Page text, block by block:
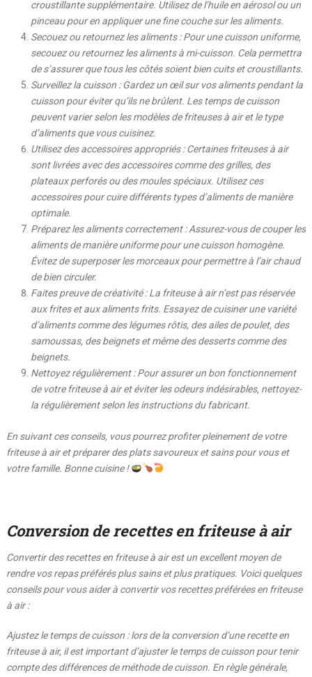
croustillante supplémentaire. Utilisez de l’huile en aérosol ou un
pinceau pour en appliquer une fine couche sur les aliments.
Secouez ou retournez les aliments : Pour une cuisson uniforme,
secouez ou retournez les aliments à mi-cuisson. Cela permettra
de s’assurer que tous les côtés soient bien cuits et croustillants.
Surveillez la cuisson : Gardez un œil sur vos aliments pendant la
cuisson pour éviter qu’ils ne brûlent. Les temps de cuisson
peuvent varier selon les modèles de friteuses à air et le type
d’aliments que vous cuisinez.
Utilisez des accessoires appropriés : Certaines friteuses à air
sont livrées avec des accessoires comme des grilles, des
plateaux perforés ou des moules spéciaux. Utilisez ces
accessoires pour cuire différents types d’aliments de manière
optimale.
Préparez les aliments correctement : Assurez-vous de couper les
aliments de manière uniforme pour une cuisson homogène.
Évitez de superposer les morceaux pour permettre à l’air chaud
de bien circuler.
Faites preuve de créativité : La friteuse à air n’est pas réservée
aux frites et aux aliments frits. Essayez de cuisiner une variété
d’aliments comme des légumes rôtis, des ailes de poulet, des
samoussas, des beignets et même des desserts comme des
beignets.
Nettoyez régulièrement : Pour assurer un bon fonctionnement
de votre friteuse à air et éviter les odeurs indésirables, nettoyez-
la régulièrement selon les instructions du fabricant.
En suivant ces conseils, vous pourrez profiter pleinement de votre
friteuse à air et préparer des plats savoureux et sains pour vous et
votre famille. Bonne cuisine !
Conversion de recettes en friteuse à air
Convertir des recettes en friteuse à air est un excellent moyen de
rendre vos repas préférés plus sains et plus pratiques. Voici quelques
conseils pour vous aider à convertir vos recettes préférées en friteuse
à air :
Ajustez le temps de cuisson : lors de la conversion d’une recette en
friteuse à air, il est important d’ajuster le temps de cuisson pour tenir
compte des différences de méthode de cuisson. En règle générale,